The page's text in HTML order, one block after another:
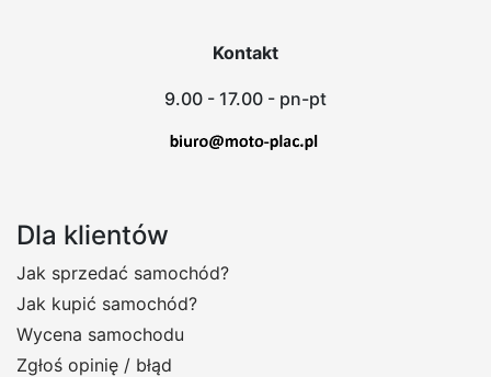
Kontakt
9.00 - 17.00 - pn-pt
Dla klientów
Jak sprzedać samochód?
Jak kupić samochód?
Wycena samochodu
Zgłoś opinię / błąd